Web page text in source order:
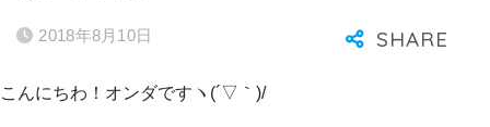
2018年8月10日
こんにちわ！オンダですヽ(´▽｀)/